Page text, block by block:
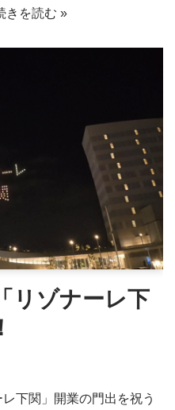
きを読む »
リゾナーレ下
下関」開業の門出を祝う